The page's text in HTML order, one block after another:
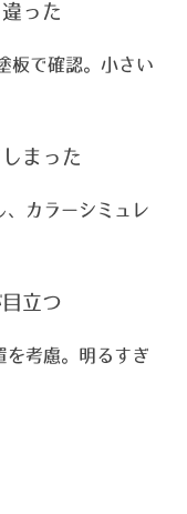
った
板で確認。小さい
まった
、カラーシミュレ
立つ
を考慮。明るすぎ